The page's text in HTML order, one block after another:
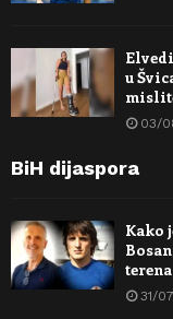
u
03/
BiH dijaspora
Kako
31/